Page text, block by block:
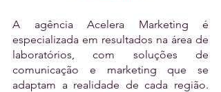
A agência Acelera Marketing é
especializada em resultados na área de
laboratórios, com soluções de
comunicação e marketing que se
adaptam a realidade de cada região.